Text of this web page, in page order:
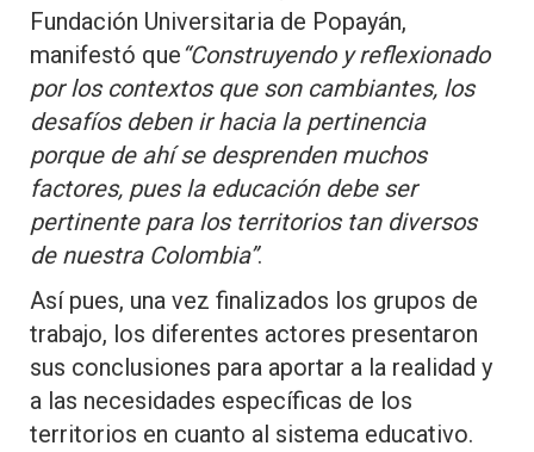
Fundación Universitaria de Popayán,
manifestó que“Construyendo y reflexionado
por los contextos que son cambiantes, los
desafíos deben ir hacia la pertinencia
porque de ahí se desprenden muchos
factores, pues la educación debe ser
pertinente para los territorios tan diversos
de nuestra Colombia”.
Así pues, una vez finalizados los grupos de
trabajo, los diferentes actores presentaron
sus conclusiones para aportar a la realidad y
a las necesidades específicas de los
territorios en cuanto al sistema educativo.